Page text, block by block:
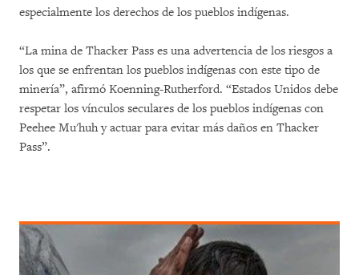
especialmente los derechos de los pueblos indígenas.
“La mina de Thacker Pass es una advertencia de los riesgos a
los que se enfrentan los pueblos indígenas con este tipo de
minería”, afirmó Koenning-Rutherford. “Estados Unidos debe
respetar los vínculos seculares de los pueblos indígenas con
Peehee Mu'huh y actuar para evitar más daños en Thacker
Pass”.